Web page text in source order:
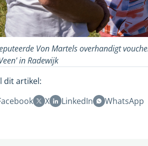
Von Martels overhandigt
in Radewijk
dit artikel:
X LinkedIn WhatsApp